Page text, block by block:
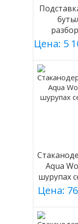
(БЕЛАЯ),
Цена: 5
Aqua
шурупах
Цена: